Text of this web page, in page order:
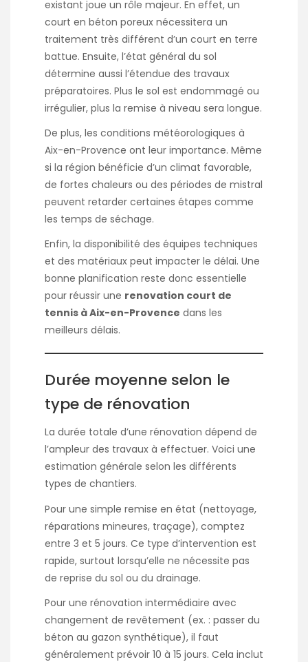
existant joue un rôle majeur. En effet, un
court en béton poreux nécessitera un
traitement très différent d’un court en terre
battue. Ensuite, l’état général du sol
détermine aussi l’étendue des travaux
préparatoires. Plus le sol est endommagé ou
irrégulier, plus la remise à niveau sera longue.
De plus, les conditions météorologiques à
Aix-en-Provence ont leur importance. Même
si la région bénéficie d’un climat favorable,
de fortes chaleurs ou des périodes de mistral
peuvent retarder certaines étapes comme
les temps de séchage.
Enfin, la disponibilité des équipes techniques
et des matériaux peut impacter le délai. Une
bonne planification reste donc essentielle
pour réussir une renovation court de
tennis à Aix-en-Provence dans les
meilleurs délais.
Durée moyenne selon le
type de rénovation
La durée totale d’une rénovation dépend de
l’ampleur des travaux à effectuer. Voici une
estimation générale selon les différents
types de chantiers.
Pour une simple remise en état (nettoyage,
réparations mineures, traçage), comptez
entre 3 et 5 jours. Ce type d’intervention est
rapide, surtout lorsqu’elle ne nécessite pas
de reprise du sol ou du drainage.
Pour une rénovation intermédiaire avec
changement de revêtement (ex. : passer du
béton au gazon synthétique), il faut
généralement prévoir 10 à 15 jours. Cela inclut